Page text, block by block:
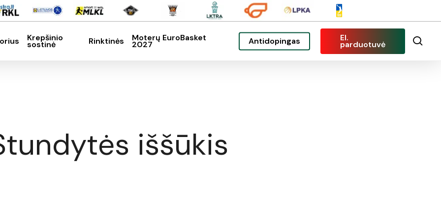
Krepšinio
sostinė Rinktinės Moterų EuroBasket
2027 Antidopingas El.
parduotuvė
iššūkis